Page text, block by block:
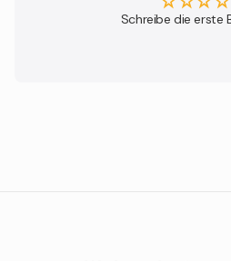
Schreibe die erste